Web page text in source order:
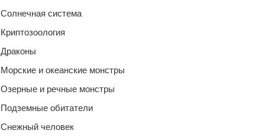
Солнечная система
Криптозоология
Драконы
Морские и океанские монстры
Озерные и речные монстры
Подземные обитатели
Снежный человек